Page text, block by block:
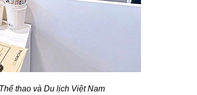
thao và Du lịch Việt Nam